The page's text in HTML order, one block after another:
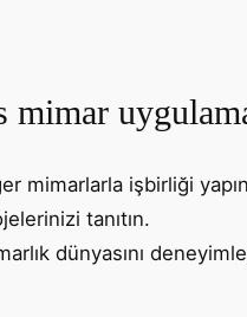
mimar
mimarlarla işbirliği
tanıtın.
dünyasını